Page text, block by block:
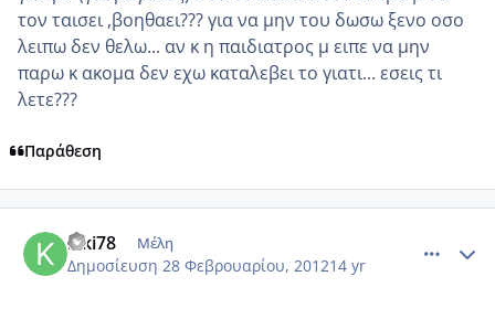
τον ταισει ,βοηθαει??? για να μην του δωσω ξενο οσο
λειπω δεν θελω... αν κ η παιδιατρος μ ειπε να μην
παρω κ ακομα δεν εχω καταλεβει το γιατι... εσεις τι
λετε???
Παράθεση
kiki78 Μέλη
Δημοσίευση 28 Φεβρουαρίου, 201214 yr